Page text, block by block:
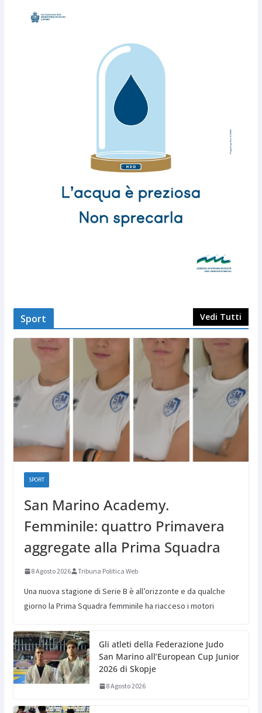
Sport Vedi Tutti
SPORT
San Marino Academy.
Femminile: quattro Primavera
aggregate alla Prima Squadra
8 Agosto 2026 Tribuna Politica Web
Una nuova stagione di Serie B è all’orizzonte e da qualche
giorno la Prima Squadra femminile ha riacceso i motori
Gli atleti della Federazione Judo
San Marino all’European Cup Junior
2026 di Skopje
8 Agosto 2026